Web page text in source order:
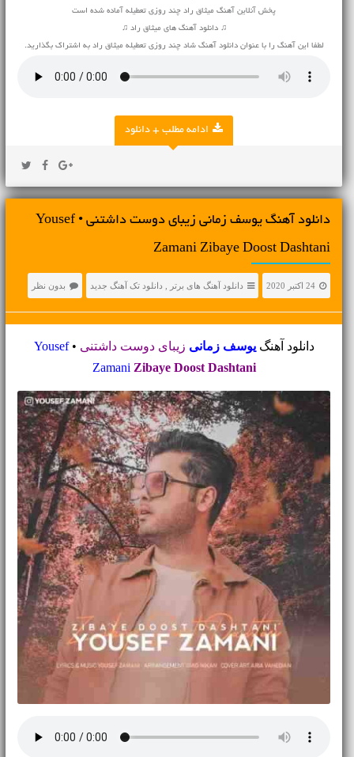
پخش آنلاین آهنگ میثاق راد چند روزی تعطیله آماده شده است
♫ دانلود آهنگ های میثاق راد ♫
لطفا این آهنگ را با عنوان دانلود آهنگ شاد چند روزی تعطیله میثاق راد به اشتراک بگذارید.
ادامه مطلب + دانلود
دانلود آهنگ یوسف زمانی زیبای دوست داشتنی • Yousef
Zamani Zibaye Doost Dashtani
24 اکتبر 2020 دانلود آهنگ های برتر دانلود تک آهنگ جدید بدون نظر
دانلود آهنگ یوسف زمانی زیبای دوست داشتنی •
Yousef
Zamani Zibaye Doost Dashtani